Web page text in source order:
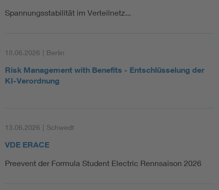
Spannungsstabilität im Verteilnetz...
18.06.2026 | Berlin
Risk Management with Benefits - Entschlüsselung der
KI-Verordnung
13.06.2026 | Schwedt
VDE ERACE
Preevent der Formula Student Electric Rennsaison 2026